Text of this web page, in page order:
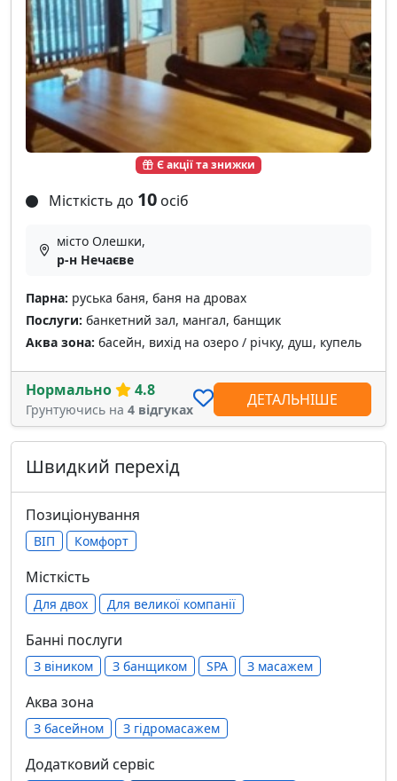
Є акції та знижки
Місткість до 10 осіб
місто Олешки,
р-н Нечаєве
Парна: руська баня, баня на дровах
Послуги: банкетний зал, мангал, банщик
Аква зона: басейн, вихід на озеро / річку, душ, купель
Нормально 4.8
Грунтуючись на 4 відгуках
ДЕТАЛЬНІШЕ
Швидкий перехід
Позиціонування
ВІП Комфорт
Місткість
Для двох Для великої компанії
Банні послуги
З віником З банщиком SPA З масажем
Аква зона
З басейном З гідромасажем
Додатковий сервіс